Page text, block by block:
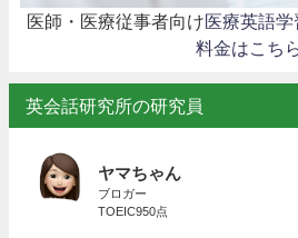
医師・医療従事者向け医療英語学
料金はこち
英会話研究所の研究員
ヤマちゃん
ブロガー
TOEIC950点